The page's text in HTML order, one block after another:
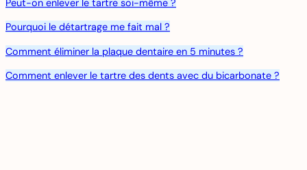
Peut-on enlever le tartre soi-même ?
Pourquoi le détartrage me fait mal ?
Comment éliminer la plaque dentaire en 5 minutes ?
Comment enlever le tartre des dents avec du bicarbonate ?